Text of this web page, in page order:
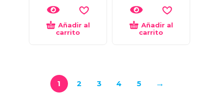
Añadir al
carrito
Añadir al
carrito
1 2 3 4 5 →